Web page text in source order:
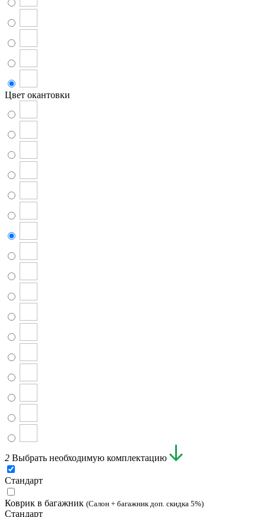
Цвет окантовки
2 Выбрать необходимую комплектацию
Стандарт
Коврик в багажник (Салон + багажник доп. скидка 5%)
Стандарт